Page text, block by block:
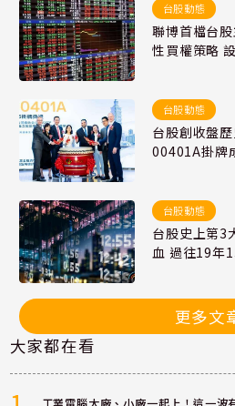
台股動態
聯博首檔台
性買權策略
台股動態
台股創收盤
00401A掛牌
台股動態
台股史上第3
血 過往19年
更多文
大家都在看